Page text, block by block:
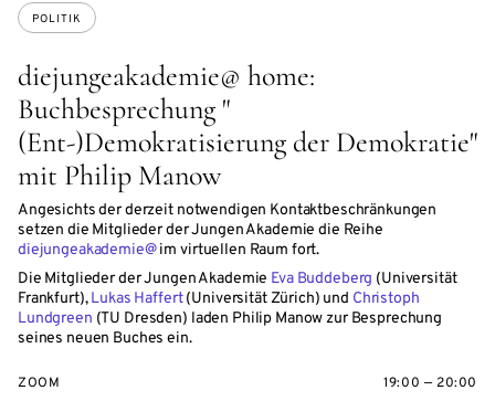
diejungeakademie@ home:
Buchbesprechung "
(Ent-)Demokratisierung der Demokratie"
mit Philip Manow
Angesichts der derzeit notwendigen Kontaktbeschränkungen
setzen die Mitglieder der Jungen Akademie die Reihe
diejungeakademie@im virtuellen Raum fort.
Die Mitglieder der Jungen Akademie Eva Buddeberg (Universität
Frankfurt),Lukas Haffert(Universität Zürich) und Christoph
Lundgreen (TU Dresden) laden Philip Manow zur Besprechung
seines neuen Buches ein.
POLITIK
ZOOM 19:00 — 20:00